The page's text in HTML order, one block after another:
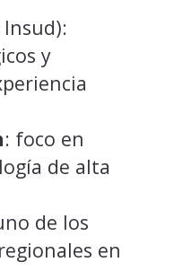
y
: foco en
de alta
de los
en